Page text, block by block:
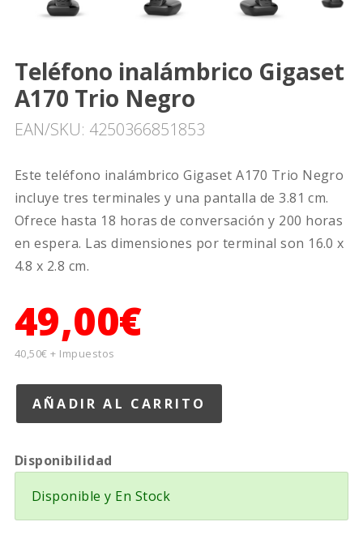
Teléfono inalámbrico Gigaset
A170 Trio Negro
EAN/SKU: 4250366851853
Este teléfono inalámbrico Gigaset A170 Trio Negro
incluye tres terminales y una pantalla de 3.81 cm.
Ofrece hasta 18 horas de conversación y 200 horas
en espera. Las dimensiones por terminal son 16.0 x
4.8 x 2.8 cm.
49,00€
40,50€ + Impuestos
Disponibilidad
Disponible y En Stock